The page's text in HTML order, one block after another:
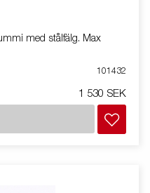
med stålfälg. Max
101432
1 530 SEK